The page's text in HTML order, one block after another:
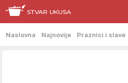
Naslovna Najnovije Praznici i slave